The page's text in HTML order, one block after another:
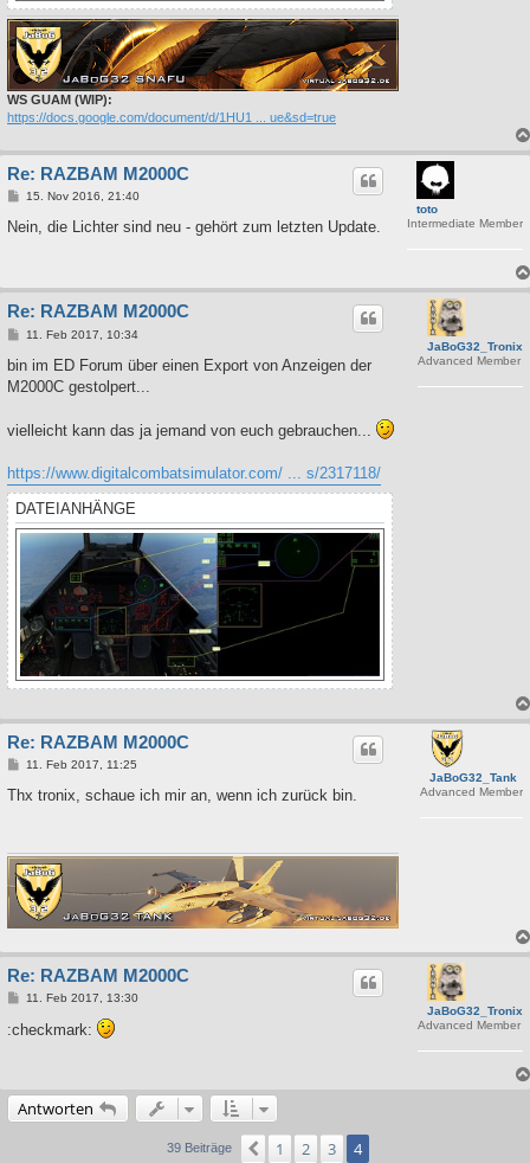
WS GUAM (WIP):
https://docs.google.com/document/d/1HU1 ... ue&sd=true
toto
Intermediate Member
Re: RAZBAM M2000C
B
i
15. Nov 2016, 21:40
Nein, die Lichter sind neu - gehört zum letzten Update.
JaBoG32_Tronix
Advanced Member
Re: RAZBAM M2000C
B
i
r
11. Feb 2017, 10:34
bin im ED Forum über einen Export von Anzeigen der
M2000C gestolpert...
vielleicht kann das ja jemand von euch gebrauchen...
https://www.digitalcombatsimulator.com/ ... s/2317118/
DATEIANHÄNGE
JaBoG32_Tank
Advanced Member
Re: RAZBAM M2000C
B
i
11. Feb 2017, 11:25
Thx tronix, schaue ich mir an, wenn ich zurück bin.
JaBoG32_Tronix
Advanced Member
Re: RAZBAM M2000C
B
i
t
11. Feb 2017, 13:30
:checkmark:
Antworten
39 Beiträge Vorherige
1 2 3 4